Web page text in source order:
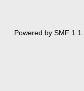
Powered by SMF